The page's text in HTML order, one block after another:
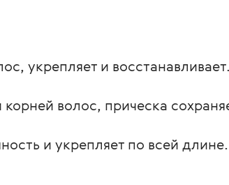
укрепляет и восстанавливает.
волос, прическа
и укрепляет по всей длине.